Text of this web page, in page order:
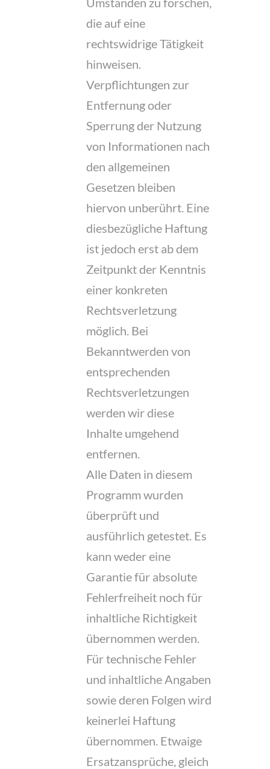
die auf eine
rechtswidrige Tätigkeit
hinweisen.
Verpflichtungen zur
Entfernung oder
Sperrung der Nutzung
von Informationen nach
den allgemeinen
Gesetzen bleiben
hiervon unberührt. Eine
diesbezügliche Haftung
ist jedoch erst ab dem
Zeitpunkt der Kenntnis
einer konkreten
Rechtsverletzung
möglich. Bei
Bekanntwerden von
entsprechenden
Rechtsverletzungen
werden wir diese
Inhalte umgehend
entfernen.
Alle Daten in diesem
Programm wurden
überprüft und
ausführlich getestet. Es
kann weder eine
Garantie für absolute
Fehlerfreiheit noch für
inhaltliche Richtigkeit
übernommen werden.
Für technische Fehler
und inhaltliche Angaben
sowie deren Folgen wird
keinerlei Haftung
übernommen. Etwaige
Ersatzansprüche, gleich